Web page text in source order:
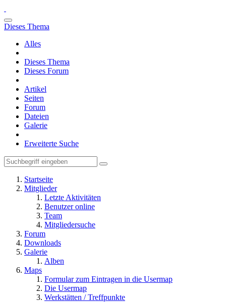
Dieses Thema
Alles
Dieses Thema
Dieses Forum
Artikel
Seiten
Forum
Dateien
Galerie
Erweiterte Suche
Startseite
Mitglieder
Letzte Aktivitäten
Benutzer online
Team
Mitgliedersuche
Forum
Downloads
Galerie
Alben
Maps
Formular zum Eintragen in die Usermap
Die Usermap
Werkstätten / Treffpunkte